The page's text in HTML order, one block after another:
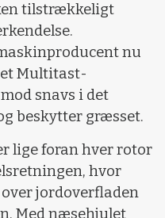
tilstrækkeligt
nu
Multitast-
snavs i det
beskytter græsset.
lige foran hver rotor
hvor
jordoverfladen
Med næsehjulet